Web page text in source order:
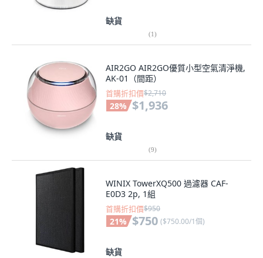
缺貨
(1)
AIR2GO AIR2GO優質小型空氣清淨機,
AK-01（間距）
首購折扣價$2,710
28% $1,936
缺貨
(9)
WINIX TowerXQ500 過濾器 CAF-
E0D3 2p, 1組
首購折扣價$950
21% $750 ($750.00/1個)
缺貨